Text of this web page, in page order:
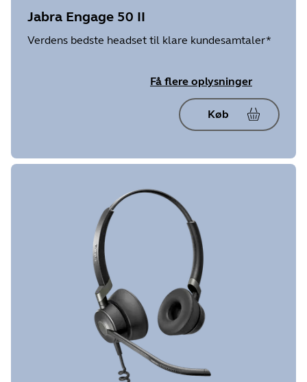
Jabra Engage 50 II
Verdens bedste headset til klare kundesamtaler*
Få flere oplysninger
Køb